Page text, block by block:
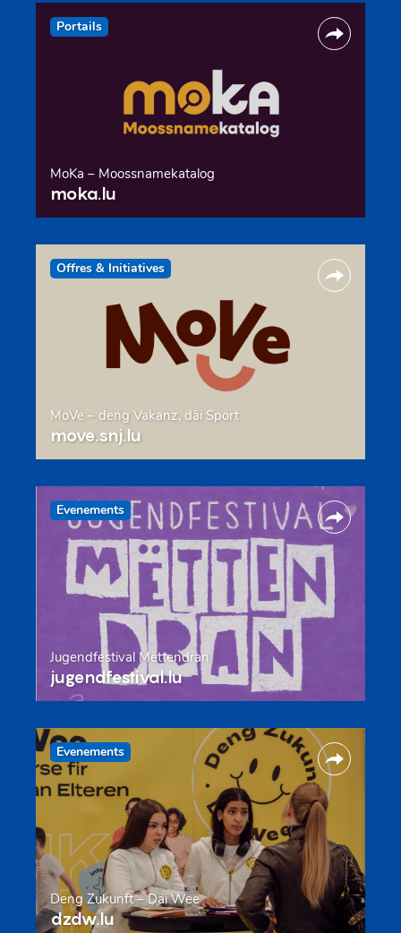
Portails
MoKa – Moossnamekatalog
moka.lu
Offres & Initiatives
MoVe – deng Vakanz, däi Sport
move.snj.lu
Evenements
Jugendfestival Mëttendran
jugendfestival.lu
Evenements
Deng Zukunft – Däi Wee
dzdw.lu